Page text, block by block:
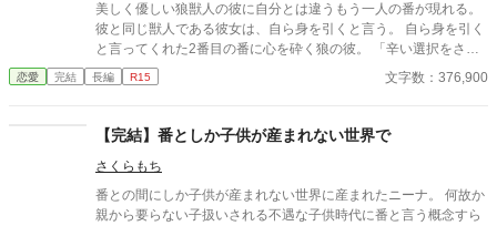
美しく優しい狼獣人の彼に自分とは違うもう一人の番が現れる。
彼と同じ獣人である彼女は、自ら身を引くと言う。 自ら身を引く
と言ってくれた2番目の番に心を砕く狼の彼。 「辛い選択をさせ
てしまった彼女の最後の願いを叶えてやりたい。彼女は、私との
思い出が欲しいそうだ」 異世界に召喚されて狼獣人の番になった
しみいただければ。
恋愛 完結 長編 R15 文字数：376,900
【完結】番としか子供が産まれない世界で
さくらもち
番との間にしか子供が産まれない世界に産まれたニーナ。 何故か
親から要らない子扱いされる不遇な子供時代に番と言う概念すら